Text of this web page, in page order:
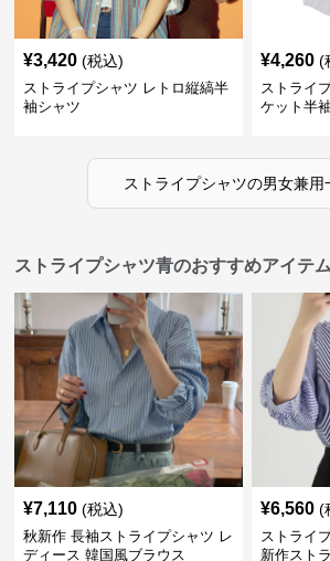
¥3,420 (税込)
ストライプシャツ レトロ縦縞半
袖シャツ
¥4,260 (
ストライ
ケット半
ストライプシャツの男女兼用
ストライプシャツ青のおすすめアイテム
¥7,110 (税込)
秋新作 長袖ストライプシャツ レ
ディース 韓国風ブラウス
¥6,560 (
ストライ
新作スト